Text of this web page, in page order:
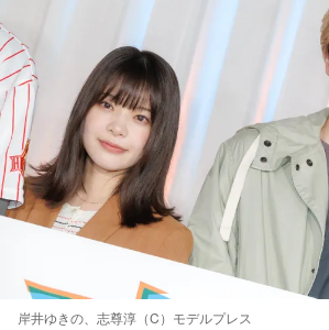
岸井ゆきの、志尊淳（C）モデルプレス